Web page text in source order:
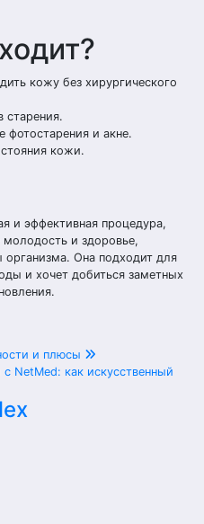
кожу без хирургического
старения.
фотостарения и акне.
кожи.
и эффективная процедура,
молодость и здоровье,
организма. Она подходит для
и хочет добиться заметных
и плюсы
NetMed: как искусственный